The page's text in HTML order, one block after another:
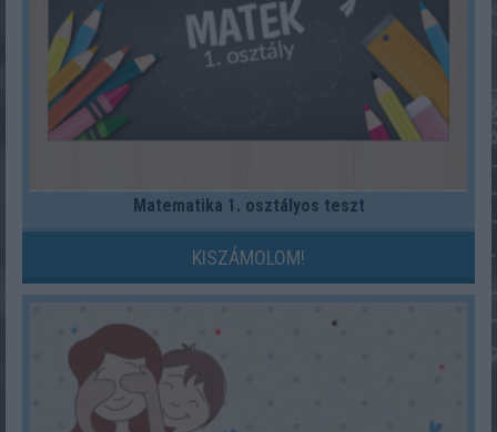
Matematika 1. osztályos teszt
KISZÁMOLOM!